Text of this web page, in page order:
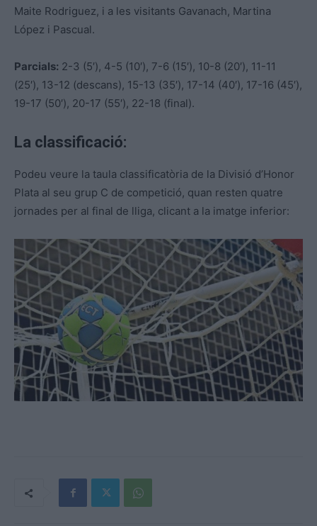
Maite Rodriguez, i a les visitants Gavanach, Martina
López i Pascual.
Parcials: 2-3 (5′), 4-5 (10′), 7-6 (15′), 10-8 (20′), 11-11
(25′), 13-12 (descans), 15-13 (35′), 17-14 (40′), 17-16 (45′),
19-17 (50′), 20-17 (55′), 22-18 (final).
La classificació:
Podeu veure la taula classificatòria de la Divisió d’Honor
Plata al seu grup C de competició, quan resten quatre
jornades per al final de lliga, clicant a la imatge inferior: